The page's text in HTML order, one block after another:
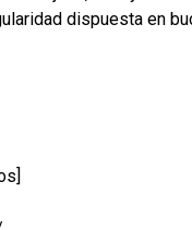
dispuesta en